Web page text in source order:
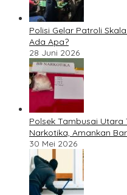
Polisi Gelar Patroli
Ada Apa?
28 Juni 2026
Polsek Tambusai
Narkotika, Amankan
30 Mei 2026